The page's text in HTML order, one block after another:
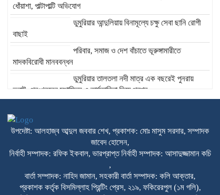
ধোঁয়াশা, পাল্টাপাল্টি অভিযোগ
ডুমুরিয়ার আন্দুলিয়ায় বিনামূল্যে চক্ষু সেবা ছানি রোগী
বাছাই
পরিবার, সমাজ ও দেশ বাঁচাতে ভূরুঙ্গামারীতে
মাদকবিরোধী মানববন্ধন
ডুমুরিয়ার তালতলা নদী মাত্র এক বছরেই পুনরায়
ভরাট: পুনঃখননের স্থায়িত্ব ও কার্যকারিতা নিয়ে প্রশ্ন
রংপুরে আত্মহত্যায় প্ররোচনার মামলায় নারী আসামি
গ্রেপ্তার ‎
উপদেষ্টা: আলহাজ্ব আব্দুল জববার শেখ, প্রকাশক: মোঃ মাসুম সরদার, সম্পাদক
জাবেদ হোসেন,
নির্বাহী সম্পাদক: রফিক ইকবাল, ভারপ্রাপ্ত নির্বাহী সম্পাদক: আসাদুজ্জামান কচি
,
বার্তা সম্পাদক: নাহিদ জামান, সহকারী বার্তা সম্পাদক: কলি আক্তার,
প্রকাশক কর্তৃক বিসমিল্লাহ প্রিন্টিং প্রেস, ২১৯, ফকিরেরপুল (১ম গলি),